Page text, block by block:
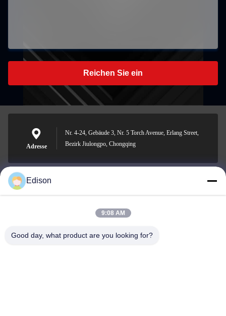
Reichen Sie ein
Adresse
Nr. 4-24, Gebäude 3, Nr. 5 Torch Avenue, Erlang Street,
Bezirk Jiulongpo, Chongqing
edisonzhan666@163.com
Edison
9:08 AM
Good day, what product are you looking for?